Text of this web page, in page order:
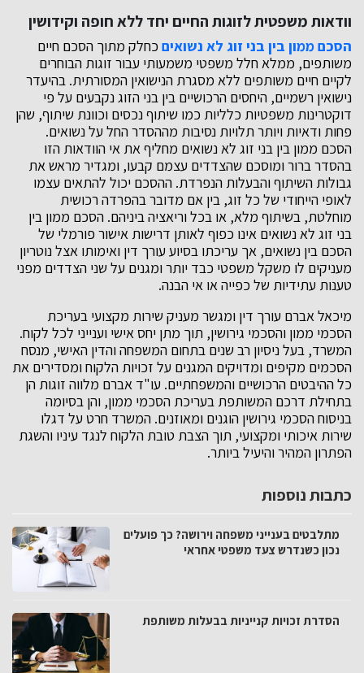
וודאות משפטית לזוגות החיים יחד ללא חופה וקידושין
הסכם ממון בין בני זוג לא נשואים כחלק מתוך הסכם חיים
משותפים, ממלא חלל משפטי משמעותי עבור זוגות הבוחרים
לקיים חיים משותפים ללא מסגרת הנישואין המסורתית. בהיעדר
נישואין רשמיים, היחסים הרכושיים בין בני הזוג נקבעים על פי
דוקטרינות משפטיות כלליות כמו שיתוף נכסים וכוונת שיתוף, שהן
פחות ודאיות ויותר תלויות נסיבות מההסדר החל על נשואים.
הסכם ממון בין בני זוג לא נשואים מחליף את אי הוודאות הזו
בהסדר ברור ומוסכם שהצדדים עצמם קבעו, ומגדיר מראש את
גבולות השיתוף והבעלות הנפרדת. ההסכם יכול להתאים עצמו
לאופי הייחודי של כל זוג, בין אם מדובר בהפרדה רכושית
מוחלטת, בשיתוף מלא, או בכל וריאציה ביניהם. הסכם ממון בין
בני זוג לא נשואים אינו כפוף לאותן דרישות אישור פורמלי של
הסכם בין נשואים, אך עריכתו בסיוע עורך דין ואימותו אצל נוטריון
מעניקים לו משקל משפטי כבד יותר ומגנים על שני הצדדים מפני
טענות עתידיות של כפייה או אי הבנה.
מיכאל אברם עורך דין ומגשר מעניק שירות מקצועי בעריכת
הסכמי ממון והסכמי גירושין, תוך מתן יחס אישי וענייני לכל לקוח.
המשרד, בעל ניסיון רב שנים בתחום המשפחה והדין האישי, מנסח
הסכמים מקיפים ומדויקים המגנים על זכויות הלקוח ומסדירים את
כל ההיבטים הרכושיים והמשפחתיים. עו"ד אברם מלווה זוגות הן
בתחילת דרכם המשותפת בעריכת הסכמי ממון, והן בסיומה
בניסוח הסכמי גירושין הוגנים ומאוזנים. המשרד חרט על דגלו
שירות איכותי ומקצועי, תוך הצבת טובת הלקוח לנגד עיניו והשגת
הפתרון המהיר והיעיל ביותר.
כתבות נוספות
מתלבטים בענייני משפחה וירושה? כך פועלים
נכון כשנדרש צעד משפטי אחראי
הסדרת זכויות קנייניות בבעלות משותפת